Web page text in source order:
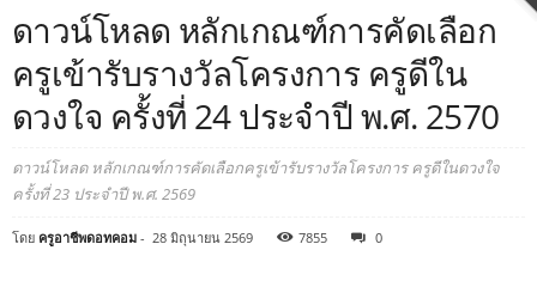
ดาวน์โหลด หลักเกณฑ์การคัดเลือก
ครูเข้ารับรางวัลโครงการ ครูดีใน
ดวงใจ ครั้งที่ 24 ประจำปี พ.ศ. 2570
ดาวน์โหลด หลักเกณฑ์การคัดเลือกครูเข้ารับรางวัลโครงการ ครูดีในดวงใจ
ครั้งที่ 23 ประจำปี พ.ศ. 2569
โดย ครูอาชีพดอทคอม - 28 มิถุนายน 2569 7855 0